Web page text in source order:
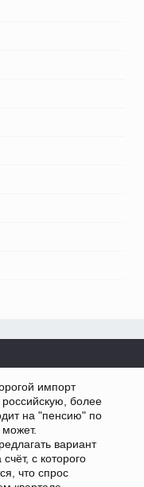
импорт
российскую, более
на "пенсию" по
вариант
с которого
что спрос